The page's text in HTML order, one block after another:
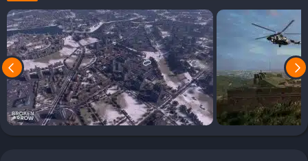
sensores infrarrojos hasta la precisión de los misiles guiados,
cada sistema ha sido modelado con meticulosidad.
Jugabilidad deBroken Arrow
Combate táctico operacional a gran escala
A diferencia de los RTS convencionales centrados en
microgestión de pequeñas escaramuzas,Broken Arrowpermite